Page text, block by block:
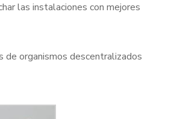
las instalaciones con mejores
de organismos descentralizados